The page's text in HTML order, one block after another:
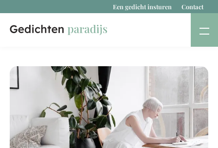
Een gedicht insturen Contact